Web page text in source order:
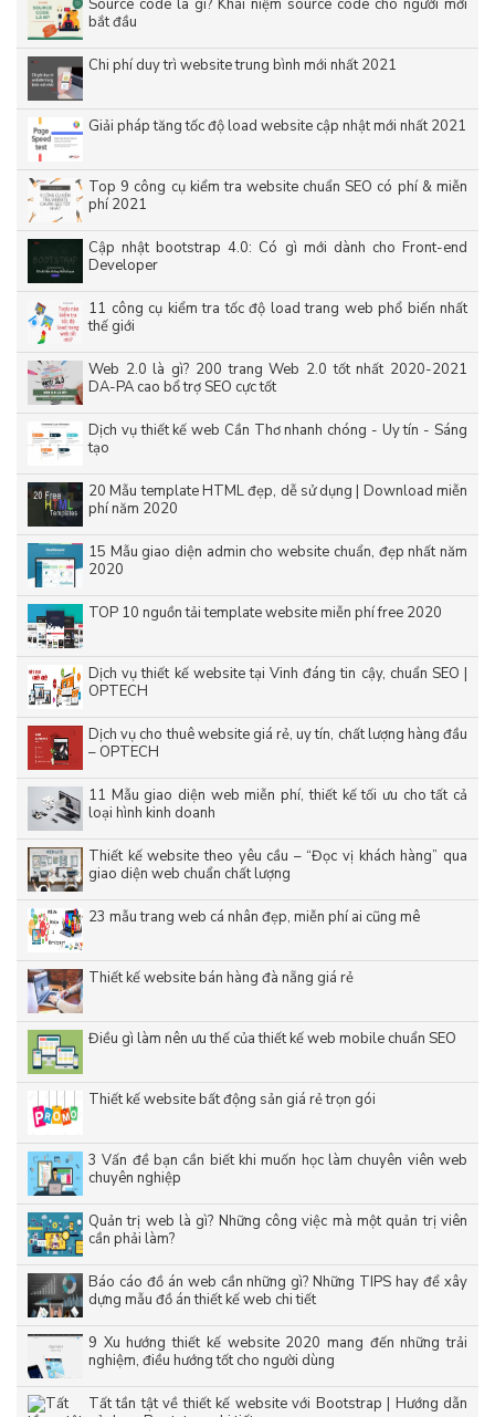
Source code là gì? Khái niệm source code cho người mới
bắt đầu
Chi phí duy trì website trung bình mới nhất 2021
Giải pháp tăng tốc độ load website cập nhật mới nhất 2021
Top 9 công cụ kiểm tra website chuẩn SEO có phí & miễn
phí 2021
Cập nhật bootstrap 4.0: Có gì mới dành cho Front-end
Developer
11 công cụ kiểm tra tốc độ load trang web phổ biến nhất
thế giới
Web 2.0 là gì? 200 trang Web 2.0 tốt nhất 2020-2021
DA-PA cao bổ trợ SEO cực tốt
Dịch vụ thiết kế web Cần Thơ nhanh chóng - Uy tín - Sáng
tạo
20 Mẫu template HTML đẹp, dễ sử dụng | Download miễn
phí năm 2020
15 Mẫu giao diện admin cho website chuẩn, đẹp nhất năm
2020
TOP 10 nguồn tải template website miễn phí free 2020
Dịch vụ thiết kế website tại Vinh đáng tin cậy, chuẩn SEO |
OPTECH
Dịch vụ cho thuê website giá rẻ, uy tín, chất lượng hàng đầu
– OPTECH
11 Mẫu giao diện web miễn phí, thiết kế tối ưu cho tất cả
loại hình kinh doanh
Thiết kế website theo yêu cầu – “Đọc vị khách hàng” qua
giao diện web chuẩn chất lượng
23 mẫu trang web cá nhân đẹp, miễn phí ai cũng mê
Thiết kế website bán hàng đà nẵng giá rẻ
Điều gì làm nên ưu thế của thiết kế web mobile chuẩn SEO
Thiết kế website bất động sản giá rẻ trọn gói
3 Vấn đề bạn cần biết khi muốn học làm chuyên viên web
chuyên nghiệp
Quản trị web là gì? Những công việc mà một quản trị viên
cần phải làm?
Báo cáo đồ án web cần những gì? Những TIPS hay để xây
dựng mẫu đồ án thiết kế web chi tiết
9 Xu hướng thiết kế website 2020 mang đến những trải
nghiệm, điều hướng tốt cho người dùng
Tất tần tật về thiết kế website với Bootstrap | Hướng dẫn